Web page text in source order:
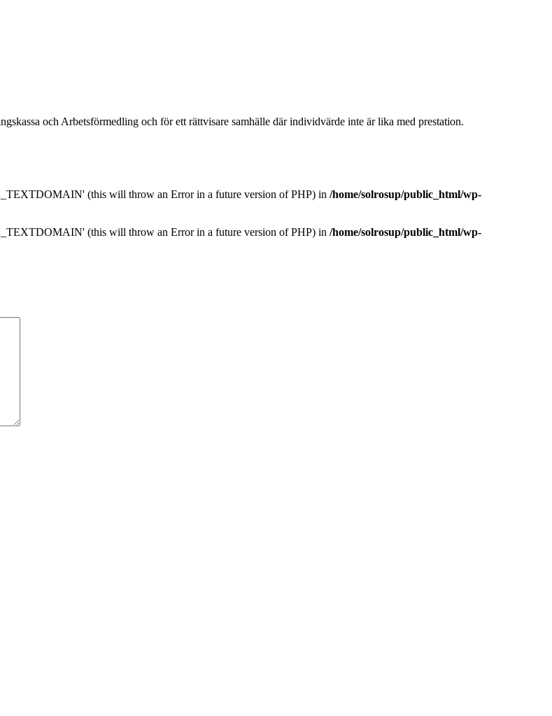
och Arbetsförmedling och för ett rättvisare samhälle där individvärde inte är lika med prestation.
(this will throw an Error in a future version of PHP) in /home/solrosup/public_html/wp-
(this will throw an Error in a future version of PHP) in /home/solrosup/public_html/wp-